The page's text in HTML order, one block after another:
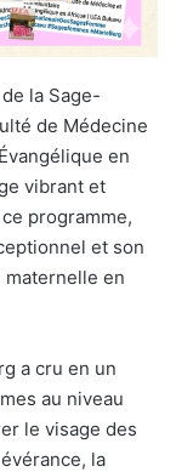
la Sage-
de Médecine
en
vibrant et
programme,
et son
en
a cru en un
au niveau
le visage des
la